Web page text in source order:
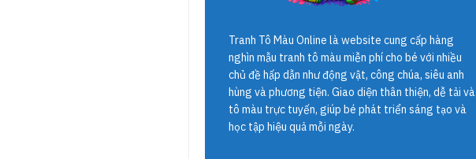
Tranh Tô Màu Online là website cung cấp hàng
nghìn mẫu tranh tô màu miễn phí cho bé với nhiều
chủ đề hấp dẫn như động vật, công chúa, siêu anh
hùng và phương tiện. Giao diện thân thiện, dễ tải và
tô màu trực tuyến, giúp bé phát triển sáng tạo và
học tập hiệu quả mỗi ngày.